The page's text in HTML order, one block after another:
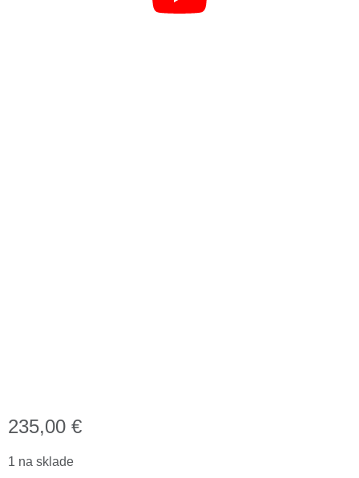
235,00 €
1 na sklade